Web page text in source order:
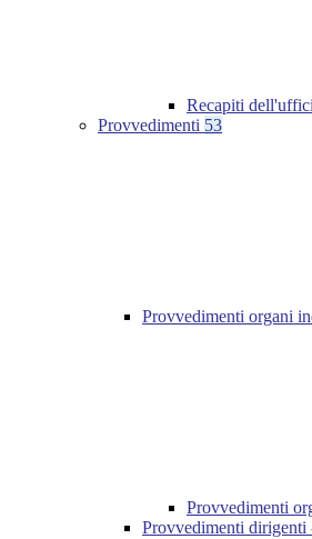
Recapiti
Provvedimenti 53
Provvedimenti organi
Provvedimenti
Provvedimenti dirigenti